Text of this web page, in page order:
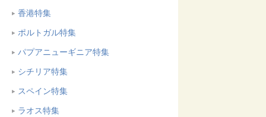
香港特集
ポルトガル特集
パプアニューギニア特集
シチリア特集
スペイン特集
ラオス特集